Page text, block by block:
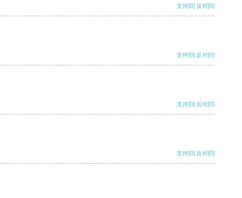
支持[0] 反对[0]
支持[0] 反对[0]
支持[0] 反对[0]
支持[0] 反对[0]